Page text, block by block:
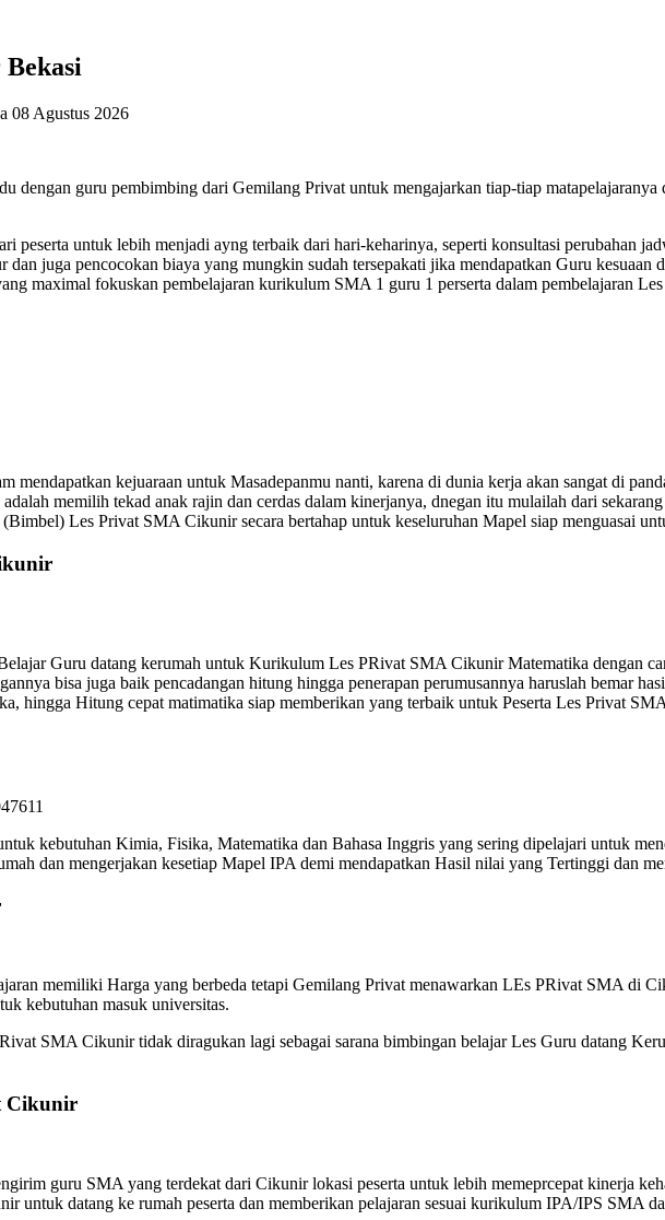
08 Agustus 2026
guru pembimbing dari Gemilang Privat untuk mengajarkan tiap-tiap matapelajaranya
peserta untuk lebih menjadi ayng terbaik dari hari-keharinya, seperti konsultasi perubahan
dan juga pencocokan biaya yang mungkin sudah tersepakati jika mendapatkan Guru
maximal fokuskan pembelajaran kurikulum SMA 1 guru 1 perserta dalam pembelajaran
mendapatkan kejuaraan untuk Masadepanmu nanti, karena di dunia kerja akan sangat di
memilih tekad anak rajin dan cerdas dalam kinerjanya, dnegan itu mulailah dari
Les Privat SMA Cikunir secara bertahap untuk keseluruhan Mapel siap menguasai
Guru datang kerumah untuk Kurikulum Les PRivat SMA Cikunir Matematika dengan
bisa juga baik pencadangan hitung hingga penerapan perumusannya haruslah bemar
hingga Hitung cepat matimatika siap memberikan yang terbaik untuk Peserta Les Privat
kebutuhan Kimia, Fisika, Matematika dan Bahasa Inggris yang sering dipelajari untuk
dan mengerjakan kesetiap Mapel IPA demi mendapatkan Hasil nilai yang Tertinggi dan
memiliki Harga yang berbeda tetapi Gemilang Privat menawarkan LEs PRivat SMA di
kebutuhan masuk universitas.
SMA Cikunir tidak diragukan lagi sebagai sarana bimbingan belajar Les Guru datang
Cikunir
guru SMA yang terdekat dari Cikunir lokasi peserta untuk lebih memeprcepat kinerja
untuk datang ke rumah peserta dan memberikan pelajaran sesuai kurikulum IPA/IPS SMA